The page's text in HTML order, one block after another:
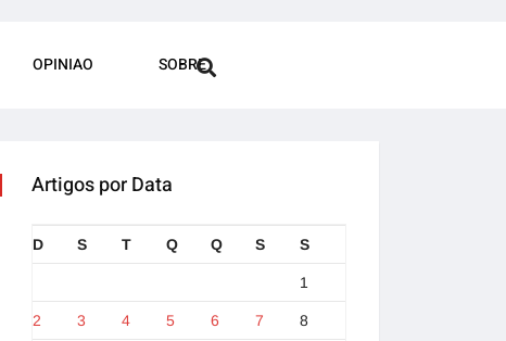
OPINIAO SOBRE
Artigos por Data
D S T Q Q S S
1
2 3 4 5 6 7 8